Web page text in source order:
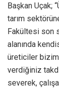
Başkan Uçak;
tarım
Fakültesi son
alanında
üreticiler
verdiğiniz
severek,